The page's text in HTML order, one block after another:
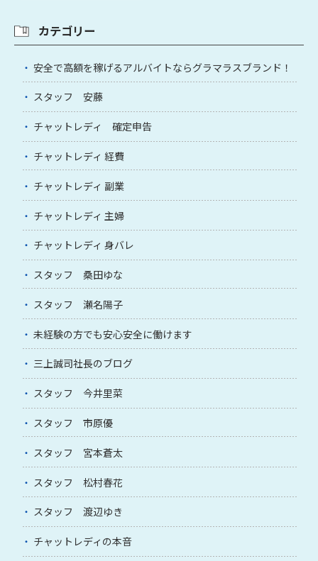
カテゴリー
安全で高額を稼げるアルバイトならグラマラスブランド！
スタッフ 安藤
チャットレディ 確定申告
チャットレディ 経費
チャットレディ 副業
チャットレディ 主婦
チャットレディ 身バレ
スタッフ 桑田ゆな
スタッフ 瀬名陽子
未経験の方でも安心安全に働けます
三上誠司社長のブログ
スタッフ 今井里菜
スタッフ 市原優
スタッフ 宮本蒼太
スタッフ 松村春花
スタッフ 渡辺ゆき
チャットレディの本音